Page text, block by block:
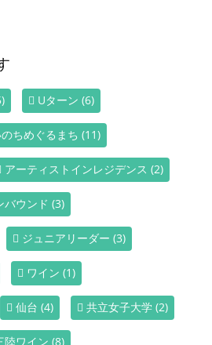
Uターン (6)
ちめぐるまち (11)
アーティストインレジデンス (2)
バウンド (3)
ジュニアリーダー (3)
ワイン (1)
仙台 (4) 共立女子大学 (2)
陸ワイン (8)